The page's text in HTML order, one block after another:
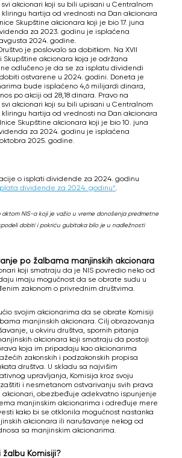
akcionari koji su bili upisani u Centralnom
hartija od vrednosti na Dan akcionara
Skupštine akcionara koji je bio 17. juna
za 2023. godinu je isplaćena
2024. godine.
je poslovalo sa dobitkom. Na XVII
Skupštine akcionara koja je održana
odlučeno je da se za isplatu dividendi
ostvarene u 2024. godini. Doneta je
bude isplaćeno 4,6 milijardi dinara,
po akciji od 28,18 dinara. Pravo na
akcionari koji su bili upisani u Centralnom
hartija od vrednosti na Dan akcionara
Skupštine akcionara koji je bio 10. juna
za 2024. godinu je isplaćena
2025. godine.
o isplati dividende za 2024. godinu
dividende za 2024. godinu“.
aktom NIS-a koji je važio u vreme donošenja predmetne
dobiti i pokriću gubitaka bilo je u nadležnosti
po žalbama manjinskih akcionara
koji smatraju da je NIS povredio neko od
imaju mogućnost da se obrate sudu u
zakonom o privrednim društvima.
svojim akcionarima da se obrate Komisiji
manjinskih akcionara. Cilj obrazovanja
u okviru društva, spornih pitanja
akcionara koji smatraju da postoji
koja im pripadaju kao akcionarima
zakonskih i podzakonskih propisa
društva. U skladu sa najvišim
upravljanja, Komisija kroz svoju
i nesmetanom ostvarivanju svih prava
akcionari, obezbeđuje adekvatno ispunjenje
manjinskim akcionarima i određuje mere
kako bi se otklonila mogućnost nastanka
akcionara ili narušavanje nekog od
sa manjinskim akcionarima.
Komisiji?